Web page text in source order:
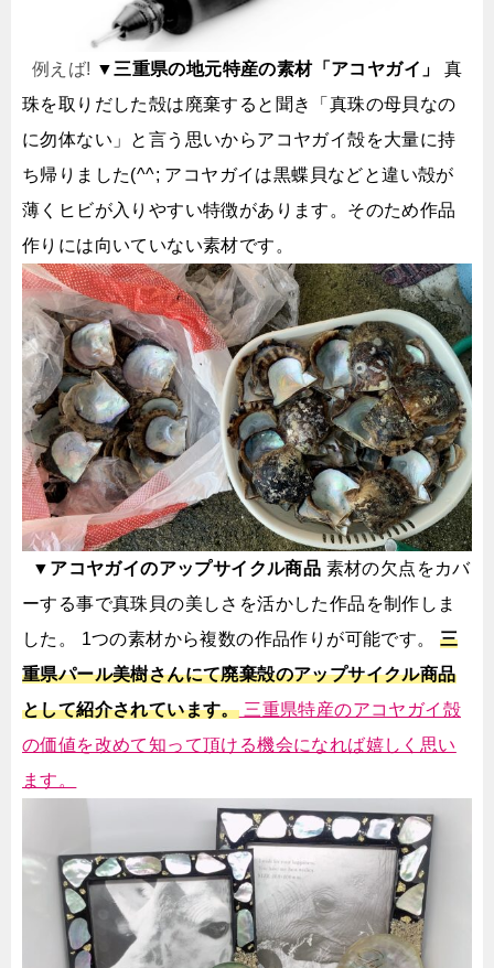
例えば! ▼三重県の地元特産の素材「アコヤガイ」 真
珠を取りだした殻は廃棄すると聞き「真珠の母貝なの
に勿体ない」と言う思いからアコヤガイ殻を大量に持
ち帰りました(^^; アコヤガイは黒蝶貝などと違い殻が
薄くヒビが入りやすい特徴があります。そのため作品
作りには向いていない素材です。
▼アコヤガイのアップサイクル商品 素材の欠点をカバ
ーする事で真珠貝の美しさを活かした作品を制作しま
した。
1つの素材から複数の作品作りが可能です。
三
重県パール美樹さんにて廃棄殻のアップサイクル商品
として紹介されています。三重県特産のアコヤガイ殻
の価値を改めて知って頂ける機会になれば嬉しく思い
ます。